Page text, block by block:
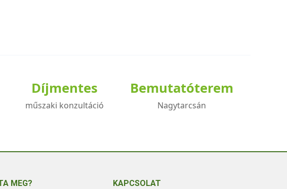
Díjmentes
műszaki konzultáció
Bemutatóterem
Nagytarcsán
MEG? KAPCSOLAT